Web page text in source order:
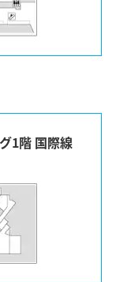
1階 国際線